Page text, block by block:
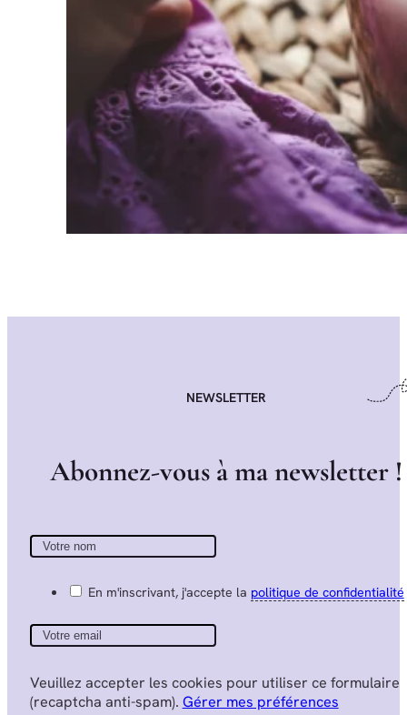
NEWSLETTER
Abonnez-vous àmanewsletter !
En m'inscrivant, j'accepte la politique de confidentialité
Veuillez accepter les cookies pour utiliser ce formulaire
(recaptcha anti-spam). Gérer mes préférences